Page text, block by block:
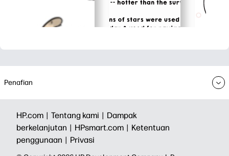
Penafian
HP.com | Tentang kami | Dampak
berkelanjutan | HPsmart.com | Ketentuan
penggunaan | Privasi